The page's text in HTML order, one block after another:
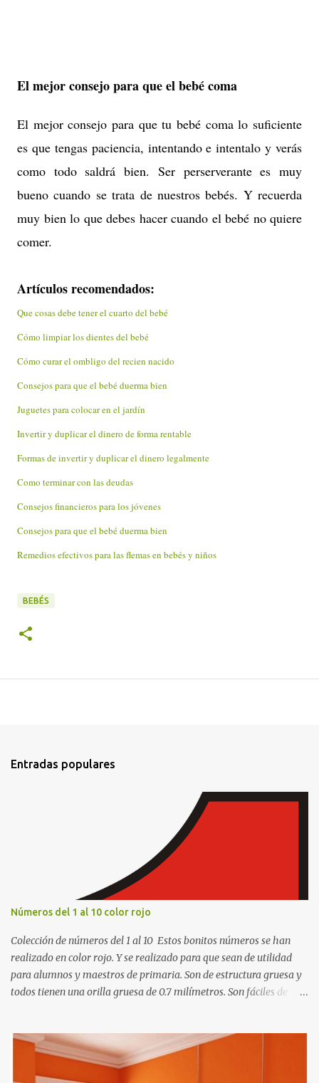
El mejor consejo para que el bebé coma
El mejor consejo para que tu bebé coma lo suficiente
es que tengas paciencia, intentando e intentalo y verás
como todo saldrá bien. Ser perserverante es muy
bueno cuando se trata de nuestros bebés. Y recuerda
muy bien lo que debes hacer cuando el bebé no quiere
comer.
Artículos recomendados:
Que cosas debe tener el cuarto del bebé
Cómo limpiar los dientes del bebé
Cómo curar el ombligo del recien nacido
Consejos para que el bebé duerma bien
Juguetes para colocar en el jardín
Invertir y duplicar el dinero de forma rentable
Formas de invertir y duplicar el dinero legalmente
Como terminar con las deudas
Consejos financieros para los jóvenes
Consejos para que el bebé duerma bien
Remedios efectivos para las flemas en bebés y niños
BEBÉS
Entradas populares
Números del 1 al 10 color rojo
Colección de números del 1 al 10 Estos bonitos números se han
realizado en color rojo. Y se realizado para que sean de utilidad
para alumnos y maestros de primaria. Son de estructura gruesa y
todos tienen una orilla gruesa de 0.7 milímetros. Son fáciles de
matemáticos, para decorar los cumpleaños de los niños, entre
otras cosas.